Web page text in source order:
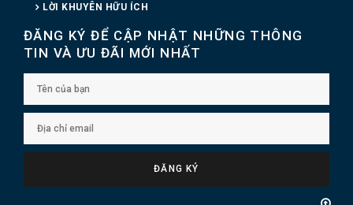
LỜI KHUYÊN HỮU ÍCH
ĐĂNG KÝ ĐỂ CẬP NHẬT NHỮNG THÔNG
TIN VÀ ƯU ĐÃI MỚI NHẤT
ĐĂNG KÝ